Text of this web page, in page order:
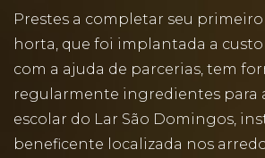
Prestes a completar seu primeiro
horta, que foi implantada a custo
com a ajuda de parcerias, tem
regularmente ingredientes para
escolar do Lar São Domingos,
beneficente localizada nos